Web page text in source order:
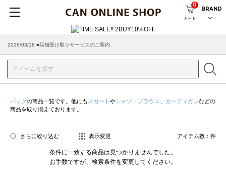
カート
0
BRAND
2026/03/18 ■店舗受け取りサービスのご案内
バッグの商品一覧です。他にも スカート やシャツ・ブラウス カーディガンなどの
商品を取り揃えております。
さらに絞り込む 表示変更 アイテム数： 件
条件に一致する商品は見つかりませんでした。
お手数ですが、検索条件を変更してください。